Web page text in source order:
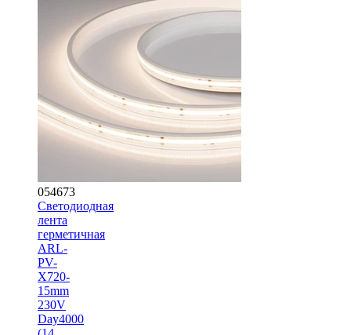
054673
Светодиодная
лента
герметичная
ARL-
PV-
X720-
15mm
230V
Day4000